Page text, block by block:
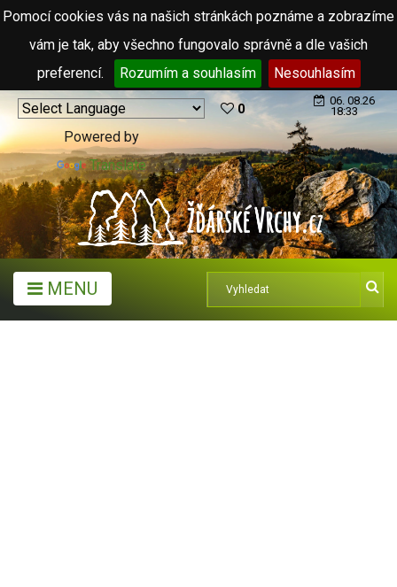
Pomocí cookies vás na našich stránkách poznáme a zobrazíme
vám je tak, aby všechno fungovalo správně a dle vašich
preferencí.
Rozumím a souhlasím Nesouhlasím
Powered by
Translate
0
06. 08.26
18:33
MENU